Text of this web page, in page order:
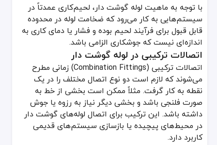
با توجه به ماهیت لوله گوشت دار، لحیم‌کاری عمدتاً در
سیستم‌هایی به کار می‌رود که ضخامت لوله در محدوده
قابل قبول برای فرآیند لحیم بوده و فشار یا دمای کاری به
اندازه‌ای نیست که جوشکاری الزامی باشد.
اتصالات ترکیبی در لوله گوشت دار
اتصالات ترکیبی (Combination Fittings) زمانی مطرح
می‌شوند که لازم است دو نوع اتصال مختلف را در یک
نقطه به کار گرفت. مثلاً ممکن است بخشی از خط به
صورت فلنجی باشد و بخشی دیگر نیاز به رزوه یا جوش
داشته باشد. این ترکیب برای اتصال لوله‌های گوشت دار
در محیط‌های پیچیده یا بازسازی سیستم‌های قدیمی
کاربرد دارد.